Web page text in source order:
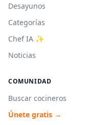
Desayunos
Categorías
Chef IA ✨
Noticias
COMUNIDAD
Buscar cocineros
Únete gratis →